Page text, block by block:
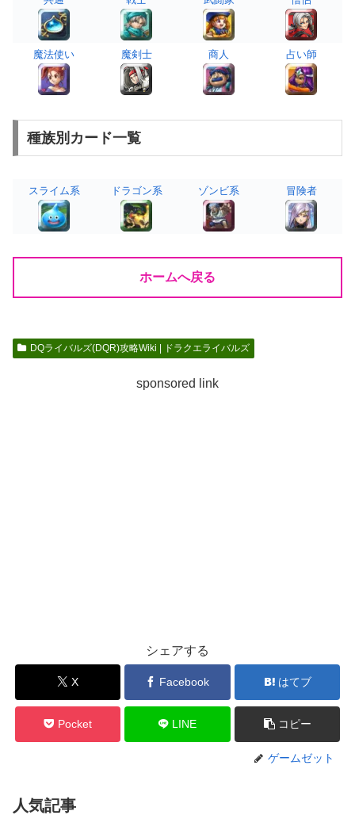
魔法使い 魔剣士 商人 占い師
種族別カード一覧
スライム系 ドラゴン系 ゾンビ系 冒険者
ホームへ戻る
DQライバルズ(DQR)攻略Wiki | ドラクエライバルズ
sponsored link
シェアする
X Facebook はてブ
Pocket LINE コピー
ゲームゼット
人気記事